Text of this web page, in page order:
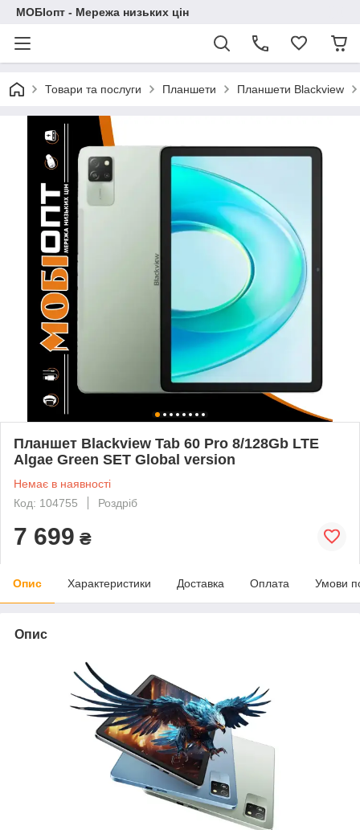
МОБІопт - Мережа низьких цін
Товари та послуги Планшети Планшети Blackview
Планшет Blackview Tab 60 Pro 8/128Gb LTE
Algae Green SET Global version
Немає в наявності
Код: 104755
Роздріб
7 699 ₴
Опис Характеристики Доставка Оплата Умови
Опис